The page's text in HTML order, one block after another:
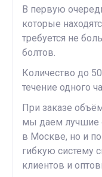
В первую
которые
требуется не
болтов.
Количество до
течение одного
При заказе
мы даем лучшие
в Москве, но и
гибкую систему
клиентов и